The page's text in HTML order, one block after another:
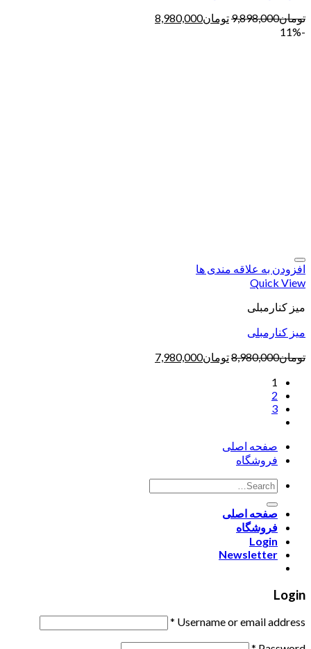
تومان9,898,000تومان8,980,000
-11%
افزودن به علاقه مندی ها
Quick View
میز کنارمبلی
میز کنارمبلی
تومان8,980,000تومان7,980,000
1
2
3
صفحه اصلی
فروشگاه
صفحه اصلی
فروشگاه
Login
Newsletter
Login
Username or email address
*